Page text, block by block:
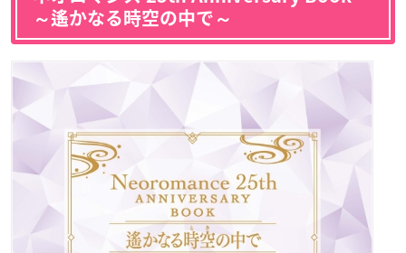
～遙かなる時空の中で～